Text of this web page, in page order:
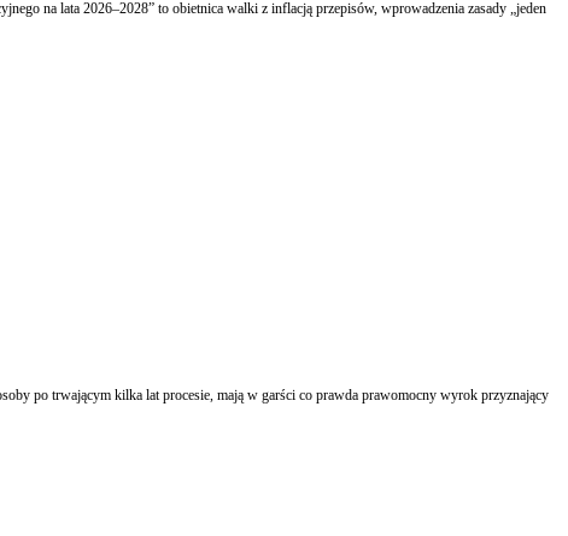
na lata 2026–2028” to obietnica walki z inflacją przepisów, wprowadzenia zasady „jeden
po trwającym kilka lat procesie, mają w garści co prawda prawomocny wyrok przyznający